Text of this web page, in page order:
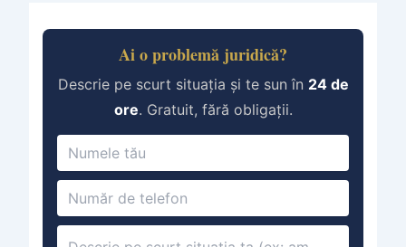
Ai o problemă juridică?
Descrie pe scurt situația și te sun în 24 de
ore. Gratuit, fără obligații.